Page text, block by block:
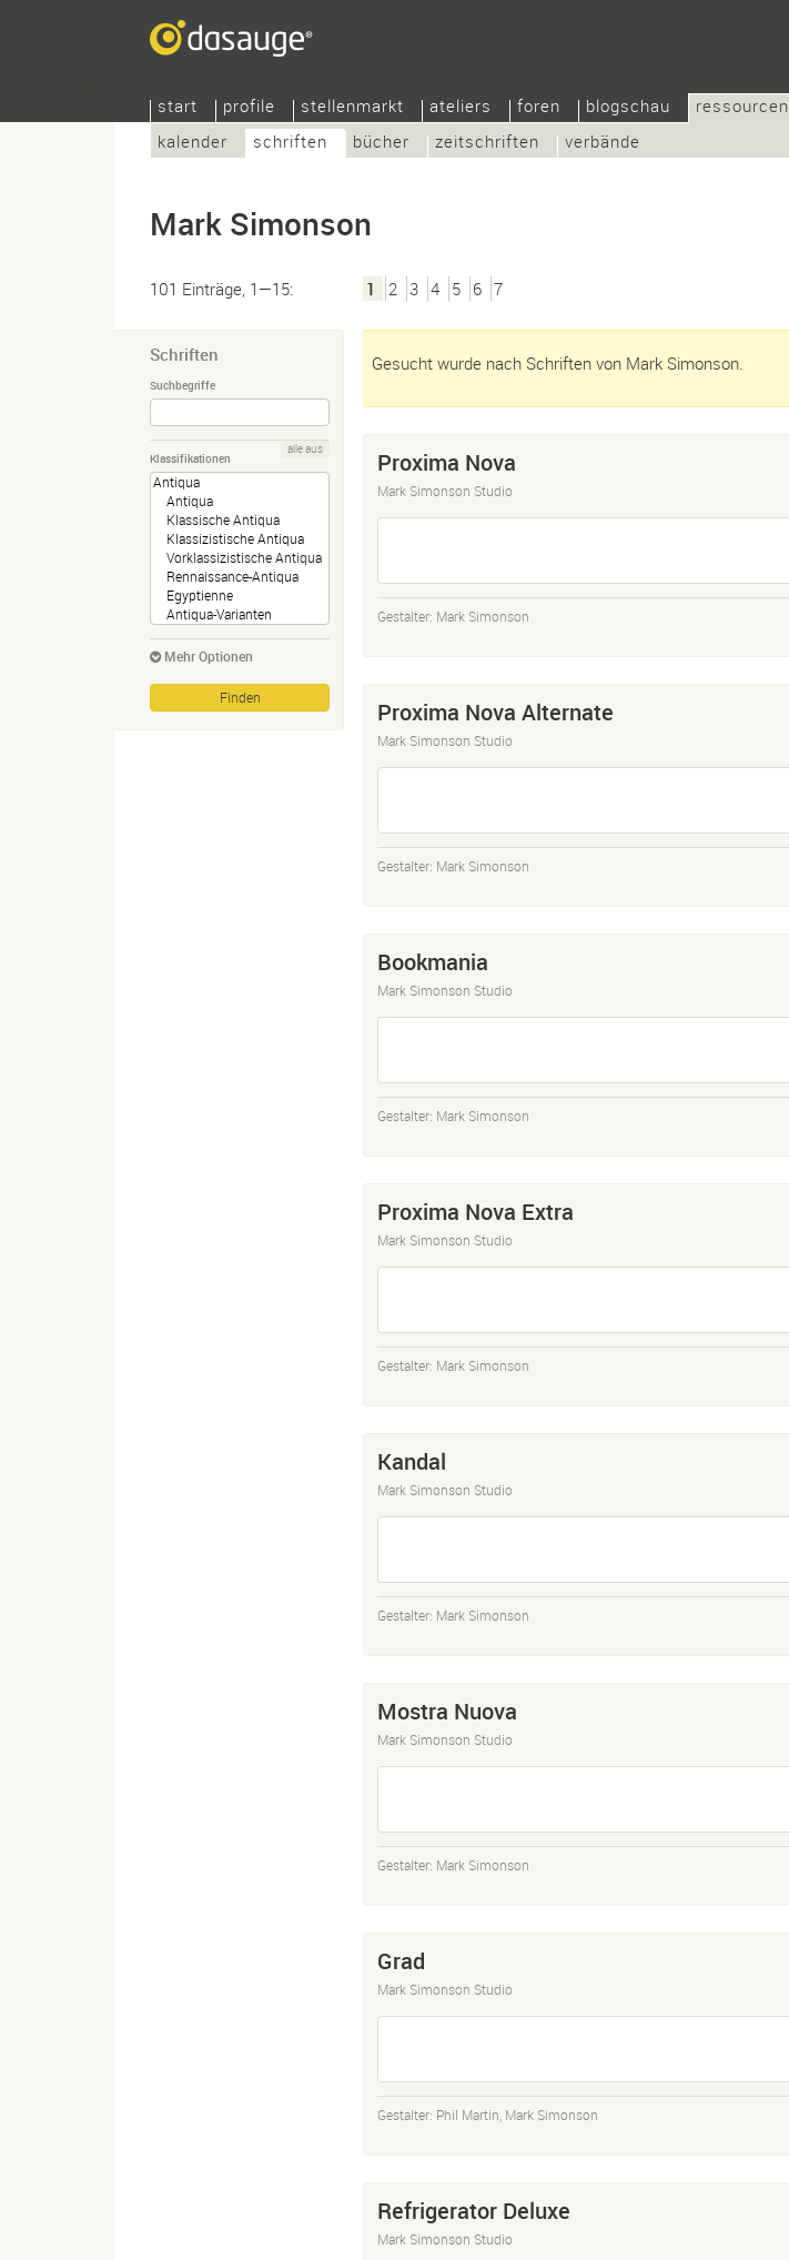
start profile stellenmarkt ateliers foren blogschau
ressourcen
kalender
schriften bücher zeitschriften verbände
Mark Simonson
101 Einträge, 1—15: 1 2 3 4 5 6 7
Schriften
Suchbegriffe
Klassifikationen
alle aus
Mehr Optionen
Gesucht wurde nach Schriften von Mark Simonson.
Proxima Nova
Mark Simonson Studio
Gestalter: Mark Simonson
Proxima Nova Alternate
Mark Simonson Studio
Gestalter: Mark Simonson
Bookmania
Mark Simonson Studio
Gestalter: Mark Simonson
Proxima Nova Extra
Mark Simonson Studio
Gestalter: Mark Simonson
Kandal
Mark Simonson Studio
Gestalter: Mark Simonson
Mostra Nuova
Mark Simonson Studio
Gestalter: Mark Simonson
Grad
Mark Simonson Studio
Gestalter: Phil Martin Mark Simonson
Refrigerator Deluxe
Mark Simonson Studio